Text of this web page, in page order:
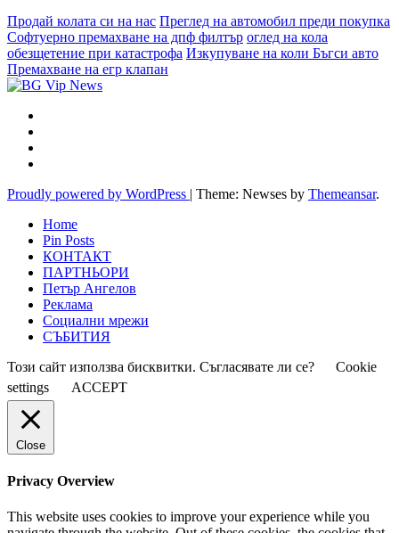
Продай колата си на нас Преглед на автомобил преди покупка
Софтуерно премахване на дпф филтър оглед на кола
обезщетение при катастрофа Изкупуване на коли Бъгси авто
Премахване на егр клапан
Proudly powered by WordPress | Theme: Newses by Themeansar.
Home
Pin Posts
КОНТАКТ
ПАРТНЬОРИ
Петър Ангелов
Реклама
Социални мрежи
СЪБИТИЯ
Този сайт използва бисквитки. Съгласявате ли се?
Cookie
settings
ACCEPT
Close
Privacy Overview
This website uses cookies to improve your experience while you